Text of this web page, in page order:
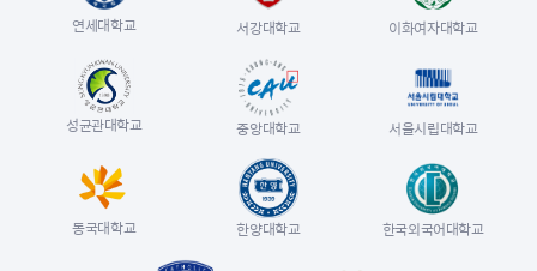
연세대학교 서강대학교 이화여자대학교
성균관대학교 중앙대학교 서울시립대학교
동국대학교 한양대학교 한국외국어대학교